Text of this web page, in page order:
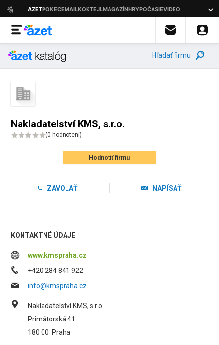
Hľadať firmu
Nakladatelství KMS, s.r.o.
(0 hodnotení)
Hodnotiť firmu
ZAVOLAŤ NAPÍSAŤ
KONTAKTNÉ ÚDAJE
www.kmspraha.cz
+420 284 841 922
info@kmspraha.cz
Nakladatelství KMS, s.r.o.
Primátorská 41
180 00 Praha